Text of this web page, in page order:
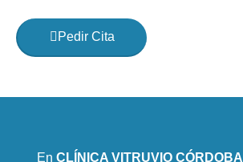
Pedir Cita
En CLÍNICA VITRUVIO CÓRDOBA